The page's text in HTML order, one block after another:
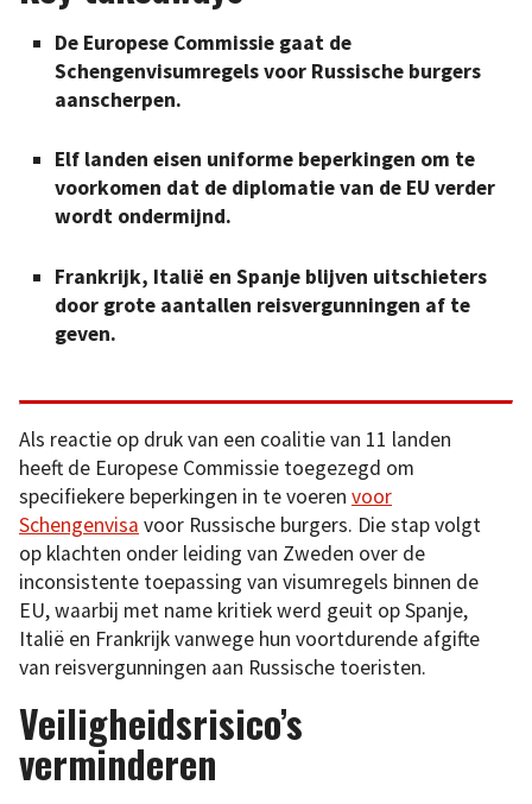
De Europese Commissie gaat de
Schengenvisumregels voor Russische burgers
aanscherpen.
Elf landen eisen uniforme beperkingen om te
voorkomen dat de diplomatie van de EU verder
wordt ondermijnd.
Frankrijk, Italië en Spanje blijven uitschieters
door grote aantallen reisvergunningen af te
geven.
Als reactie op druk van een coalitie van 11 landen
heeft de Europese Commissie toegezegd om
specifiekere beperkingen in te voeren voor
Schengenvisa voor Russische burgers. Die stap volgt
op klachten onder leiding van Zweden over de
inconsistente toepassing van visumregels binnen de
EU, waarbij met name kritiek werd geuit op Spanje,
Italië en Frankrijk vanwege hun voortdurende afgifte
van reisvergunningen aan Russische toeristen.
Veiligheidsrisico’s
verminderen